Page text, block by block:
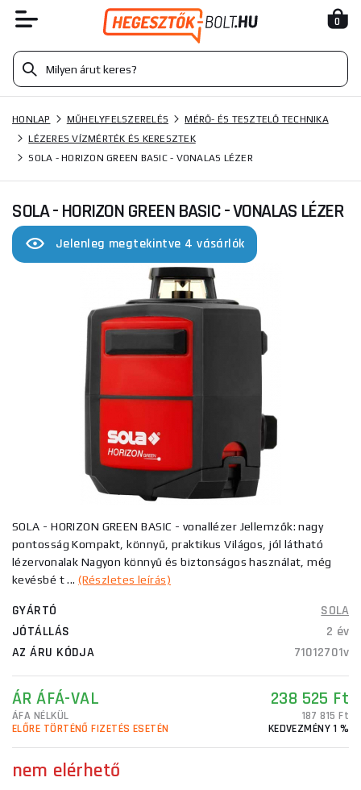
0
HONLAP MŰHELYFELSZERELÉS
MÉRŐ- ÉS TESZTELŐ TECHNIKA
LÉZERES VÍZMÉRTÉK ÉS KERESZTEK
SOLA - HORIZON GREEN BASIC - VONALAS LÉZER
SOLA - HORIZON GREEN BASIC - VONALAS LÉZER
Jelenleg megtekintve 4 vásárlók
SOLA - HORIZON GREEN BASIC - vonallézer Jellemzők: nagy
pontosság Kompakt, könnyű, praktikus Világos, jól látható
lézervonalak Nagyon könnyű és biztonságos használat, még
kevésbé t ...(Részletes leírás)
GYÁRTÓ
SOLA
JÓTÁLLÁS
2 év
AZ ÁRU KÓDJA
71012701v
ÁR ÁFÁ-VAL 238 525 Ft
ÁFA NÉLKÜL
187 815 Ft
ELŐRE TÖRTÉNŐ FIZETÉS ESETÉN
KEDVEZMÉNY 1 %
nem elérhető